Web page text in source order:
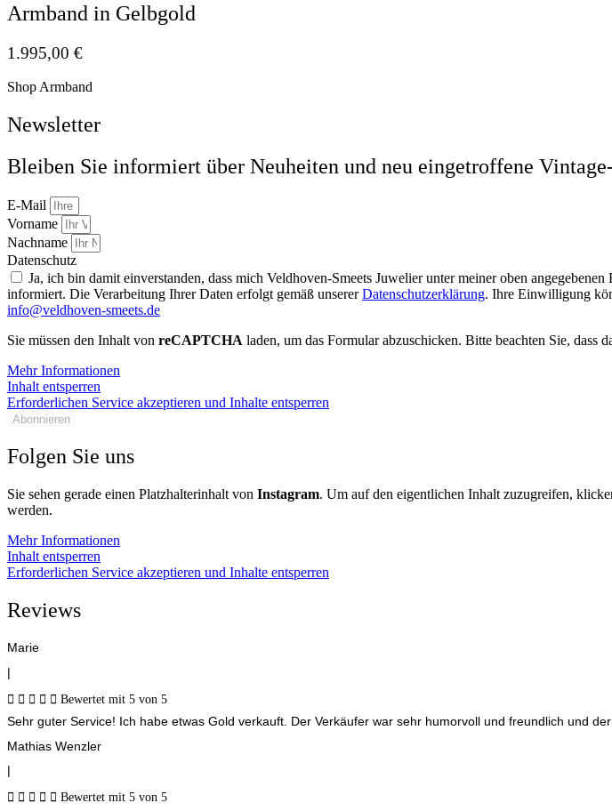
Armband in Gelbgold
1.995,00 €
Shop Armband
Newsletter
Bleiben Sie informiert über Neuheiten und neu eingetroffene
E-Mail
Vorname
Nachname
Datenschutz
Ja, ich bin damit einverstanden, dass mich Veldhoven-Smeets Juwelier unter meiner oben
informiert. Die Verarbeitung Ihrer Daten erfolgt gemäß unsererDatenschutzerklärung. Ihre Einwilligung
info@veldhoven-smeets.de
Sie müssen den Inhalt von reCAPTCHA laden, um das Formular abzuschicken. Bitte beachten Sie, dass
Mehr Informationen
Inhalt entsperren
Erforderlichen Service akzeptieren und Inhalte entsperren
Abonnieren
Folgen Sie uns
Sie sehen gerade einen Platzhalterinhalt von Instagram. Um auf den eigentlichen Inhalt zuzugreifen,
werden.
Mehr Informationen
Inhalt entsperren
Erforderlichen Service akzeptieren und Inhalte entsperren
Reviews
Marie
|
     Bewertet mit 5 von 5
Sehr guter Service! Ich habe etwas Gold verkauft. Der Verkäufer war sehr humorvoll und freundlich und
Mathias Wenzler
|
     Bewertet mit 5 von 5